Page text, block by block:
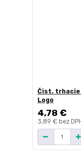
Čist. trhacie
Logo
4,78 €
3,89 € bez DPH